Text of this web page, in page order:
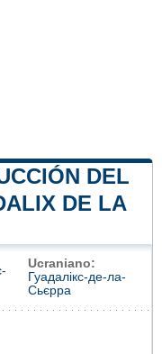
DEL
DE LA
Ucraniano:
Гуадалікс-де-ла-
Сьєрра